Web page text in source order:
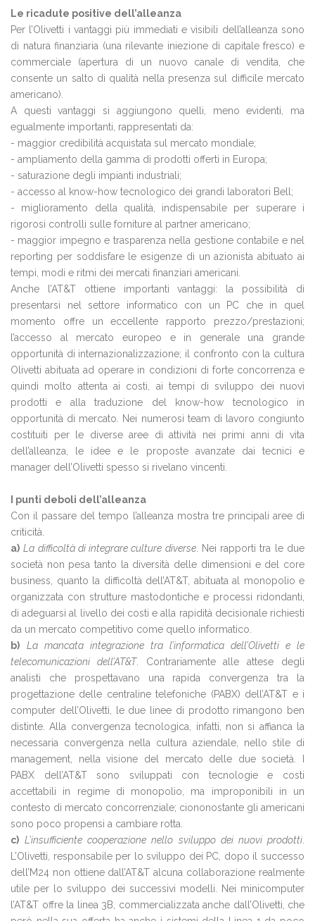
Le ricadute positive dell’alleanza
Per l’Olivetti i vantaggi più immediati e visibili dell’alleanza sono
di natura finanziaria (una rilevante iniezione di capitale fresco) e
commerciale (apertura di un nuovo canale di vendita, che
consente un salto di qualità nella presenza sul difficile mercato
americano).
A questi vantaggi si aggiungono quelli, meno evidenti, ma
egualmente importanti, rappresentati da:
- maggior credibilità acquistata sul mercato mondiale;
- ampliamento della gamma di prodotti offerti in Europa;
- saturazione degli impianti industriali;
- accesso al know-how tecnologico dei grandi laboratori Bell;
- miglioramento della qualità, indispensabile per superare i
rigorosi controlli sulle forniture al partner americano;
- maggior impegno e trasparenza nella gestione contabile e nel
reporting per soddisfare le esigenze di un azionista abituato ai
tempi, modi e ritmi dei mercati finanziari americani.
Anche l’AT&T ottiene importanti vantaggi: la possibilità di
presentarsi nel settore informatico con un PC che in quel
momento offre un eccellente rapporto prezzo/prestazioni;
l’accesso al mercato europeo e in generale una grande
opportunità di internazionalizzazione; il confronto con la cultura
Olivetti abituata ad operare in condizioni di forte concorrenza e
quindi molto attenta ai costi, ai tempi di sviluppo dei nuovi
prodotti e alla traduzione del know-how tecnologico in
opportunità di mercato. Nei numerosi team di lavoro congiunto
costituiti per le diverse aree di attività nei primi anni di vita
dell’alleanza, le idee e le proposte avanzate dai tecnici e
manager dell’Olivetti spesso si rivelano vincenti.
I punti deboli dell’alleanza
Con il passare del tempo l’alleanza mostra tre principali aree di
criticità.
a) La difficoltà di integrare culture diverse. Nei rapporti tra le due
società non pesa tanto la diversità delle dimensioni e del core
business, quanto la difficoltà dell’AT&T, abituata al monopolio e
organizzata con strutture mastodontiche e processi ridondanti,
di adeguarsi al livello dei costi e alla rapidità decisionale richiesti
da un mercato competitivo come quello informatico.
b)
La mancata integrazione tra l’informatica dell’Olivetti e le
telecomunicazioni dell’AT&T. Contrariamente alle attese degli
analisti che prospettavano una rapida convergenza tra la
progettazione delle centraline telefoniche (PABX) dell’AT&T e i
computer dell’Olivetti, le due linee di prodotto rimangono ben
distinte. Alla convergenza tecnologica, infatti, non si affianca la
necessaria convergenza nella cultura aziendale, nello stile di
management, nella visione del mercato delle due società. I
PABX dell’AT&T sono sviluppati con tecnologie e costi
accettabili in regime di monopolio, ma improponibili in un
contesto di mercato concorrenziale; ciononostante gli americani
sono poco propensi a cambiare rotta.
c) L’insufficiente cooperazione nello sviluppo dei nuovi prodotti
L’Olivetti, responsabile per lo sviluppo dei PC, dopo il successo
dell’M24 non ottiene dall’AT&T alcuna collaborazione realmente
utile per lo sviluppo dei successivi modelli. Nei minicomputer
l’AT&T offre la linea 3B, commercializzata anche dall’Olivetti, che